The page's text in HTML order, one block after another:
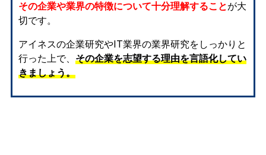
その企業や業界の特徴について十分理解することが大
切です。
アイネスの企業研究やIT業界の業界研究をしっかりと
行った上で、 その企業を志望する理由を言語化してい
きましょう。